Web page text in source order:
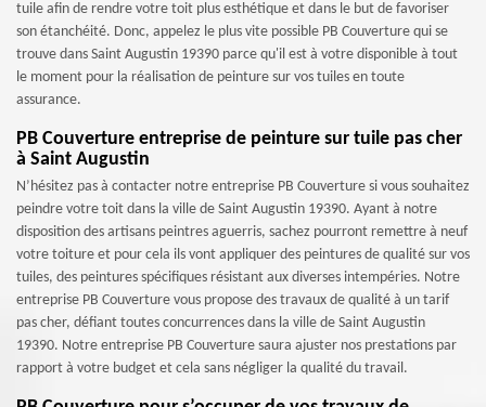
tuile afin de rendre votre toit plus esthétique et dans le but de favoriser
son étanchéité. Donc, appelez le plus vite possible PB Couverture qui se
trouve dans Saint Augustin 19390 parce qu'il est à votre disponible à tout
le moment pour la réalisation de peinture sur vos tuiles en toute
assurance.
PB Couverture entreprise de peinture sur tuile pas cher
à Saint Augustin
N’hésitez pas à contacter notre entreprise PB Couverture si vous souhaitez
peindre votre toit dans la ville de Saint Augustin 19390. Ayant à notre
disposition des artisans peintres aguerris, sachez pourront remettre à neuf
votre toiture et pour cela ils vont appliquer des peintures de qualité sur vos
tuiles, des peintures spécifiques résistant aux diverses intempéries. Notre
entreprise PB Couverture vous propose des travaux de qualité à un tarif
pas cher, défiant toutes concurrences dans la ville de Saint Augustin
19390. Notre entreprise PB Couverture saura ajuster nos prestations par
rapport à votre budget et cela sans négliger la qualité du travail.